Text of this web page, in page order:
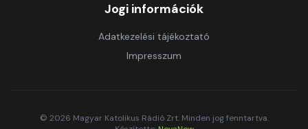
Jogi információk
Adatkezelési tájékoztató
Impresszum
© 2026 Magyar Katolikus Rádió Zrt. Minden jog fenntartva.